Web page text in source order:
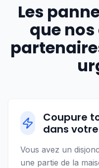
Les
que
Coupure
dans
Vous avez un
une partie de la